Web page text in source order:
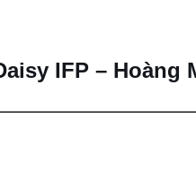
IFP – Hoàng